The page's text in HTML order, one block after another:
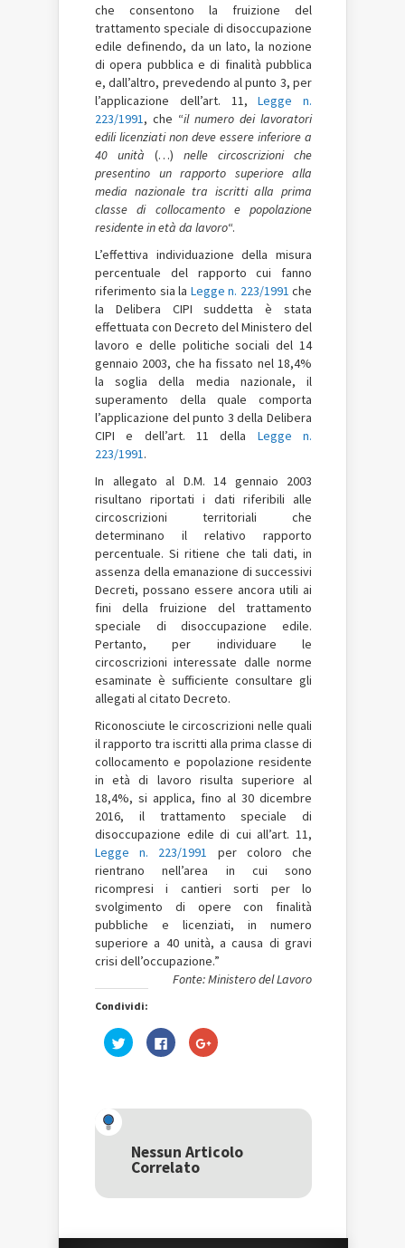
che consentono la fruizione del
trattamento speciale di disoccupazione
edile definendo, da un lato, la nozione
di opera pubblica e di finalità pubblica
e, dall’altro, prevedendo al punto 3, per
l’applicazione dell’art. 11,Legge n.
223/1991, che “il numero dei lavoratori
edili licenziati non deve essere inferiore a
40 unità (…) nelle circoscrizioni che
presentino un rapporto superiore alla
media nazionale tra iscritti alla prima
classe di collocamento e popolazione
residente in età da lavoro“.
L’effettiva individuazione della misura
percentuale del rapporto cui fanno
riferimento sia la Legge n. 223/1991 che
la Delibera CIPI suddetta è stata
effettuata con Decreto del Ministero del
lavoro e delle politiche sociali del 14
gennaio 2003, che ha fissato nel 18,4%
la soglia della media nazionale, il
superamento della quale comporta
l’applicazione del punto 3 della Delibera
CIPI e dell’art. 11 della Legge n.
223/1991.
In allegato al D.M. 14 gennaio 2003
risultano riportati i dati riferibili alle
circoscrizioni territoriali che
determinano il relativo rapporto
percentuale. Si ritiene che tali dati, in
assenza della emanazione di successivi
Decreti, possano essere ancora utili ai
fini della fruizione del trattamento
speciale di disoccupazione edile.
Pertanto, per individuare le
circoscrizioni interessate dalle norme
esaminate è sufficiente consultare gli
allegati al citato Decreto.
Riconosciute le circoscrizioni nelle quali
il rapporto tra iscritti alla prima classe di
collocamento e popolazione residente
in età di lavoro risulta superiore al
18,4%, si applica, fino al 30 dicembre
2016, il trattamento speciale di
disoccupazione edile di cui all’art. 11,
Legge n. 223/1991 per coloro che
rientrano nell’area in cui sono
ricompresi i cantieri sorti per lo
svolgimento di opere con finalità
pubbliche e licenziati, in numero
superiore a 40 unità, a causa di gravi
crisi dell’occupazione.”
Fonte: Ministero del Lavoro
Condividi:
Fai
clic
una
nuova
finestra)
Fai
clic
nuova
finestra)
Fai
clic
una
nuova
Nessun Articolo
Correlato